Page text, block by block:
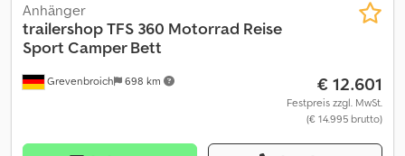
Grevenbroich 698 km
Anhänger
trailershopTFS 360 Motorrad Reise
Sport Camper Bett
€ 12.601
Festpreis zzgl. MwSt.
(€ 14.995 brutto)